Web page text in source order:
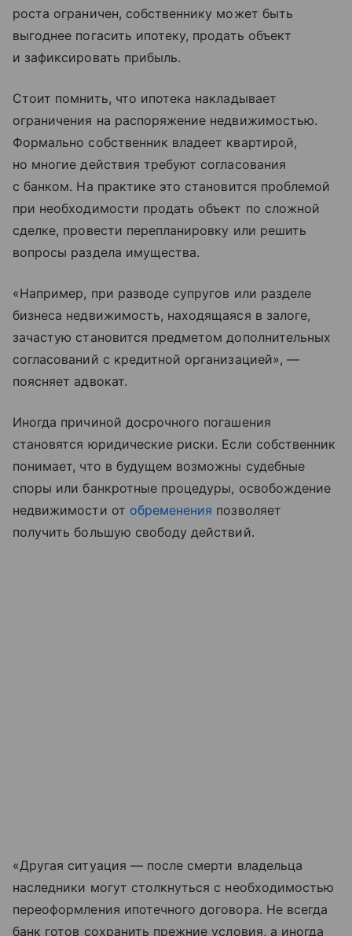
роста ограничен, собственнику может быть
выгоднее погасить ипотеку, продать объект
и зафиксировать прибыль.
Стоит помнить, что ипотека накладывает
ограничения на распоряжение недвижимостью.
Формально собственник владеет квартирой,
но многие действия требуют согласования
с банком. На практике это становится проблемой
при необходимости продать объект по сложной
сделке, провести перепланировку или решить
вопросы раздела имущества.
«Например, при разводе супругов или разделе
бизнеса недвижимость, находящаяся в залоге,
зачастую становится предметом дополнительных
согласований с кредитной организацией», —
поясняет адвокат.
Иногда причиной досрочного погашения
становятся юридические риски. Если собственник
понимает, что в будущем возможны судебные
споры или банкротные процедуры, освобождение
недвижимости от обременения позволяет
получить большую свободу действий.
«Другая ситуация — после смерти владельца
наследники могут столкнуться с необходимостью
переоформления ипотечного договора. Не всегда
банк готов сохранить прежние условия, а иногда